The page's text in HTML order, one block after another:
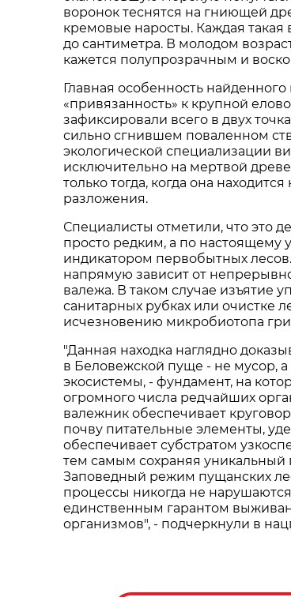
воронок теснятся на гниющей
кремовые наросты. Каждая такая
до сантиметра. В молодом
кажется полупрозрачным и
Главная особенность
«привязанность» к крупной
зафиксировали всего в двух
сильно сгнившем поваленном
экологической специализации
исключительно на мертвой
только тогда, когда она
разложения.
Специалисты отметили, что это
просто редким, а по
индикатором первобытных
напрямую зависит от
валежа. В таком случае изъятие
санитарных рубках или очистке
исчезновению микробиотопа
"Данная находка наглядно
в Беловежской пуще - не мусор,
экосистемы, - фундамент, на
огромного числа редчайших
валежник обеспечивает
почву питательные элементы,
обеспечивает субстратом
тем самым сохраняя уникальный
Заповедный режим пущанских
процессы никогда не
единственным гарантом
организмов", - подчеркнули в